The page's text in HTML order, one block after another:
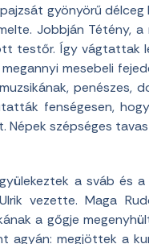
gyönyörű
Jobbján Tétény,
testőr. Így vágtattak
megannyi mesebeli
penészes,
fenségesen,
szépséges
a sváb és
vezette. Maga
a gőgje
agyán: megjöttek a